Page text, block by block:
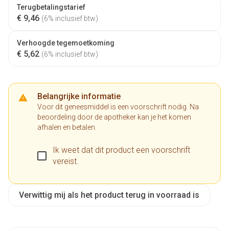
Terugbetalingstarief
€ 9,46 (6% inclusief btw)
Verhoogde tegemoetkoming
€ 5,62 (6% inclusief btw)
Belangrijke informatie
Voor dit geneesmiddel is een voorschrift nodig. Na
beoordeling door de apotheker kan je het komen
afhalen en betalen.
Ik weet dat dit product een voorschrift
vereist.
Verwittig mij als het product terug in voorraad is